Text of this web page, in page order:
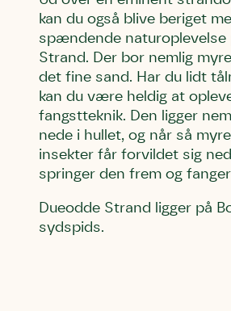
kan du også blive beriget
spændende naturoplevelse
Strand. Der bor nemlig
det fine sand. Har du lidt
kan du være heldig at
fangstteknik. Den ligger
nede i hullet, og når så
insekter får forvildet sig
springer den frem og
Dueodde Strand ligger på
sydspids.